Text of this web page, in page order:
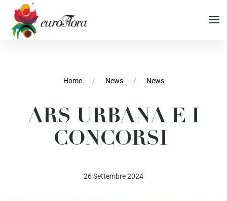
Vai al contenuto principale
Vai al menu di navigazione
Vai al footer
Home News News
ARS URBANA E I
CONCORSI
26 Settembre 2024